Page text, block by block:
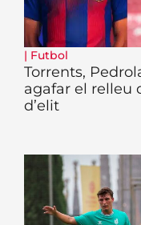
| Futbol
Torrents,
agafar el relleu
d’elit